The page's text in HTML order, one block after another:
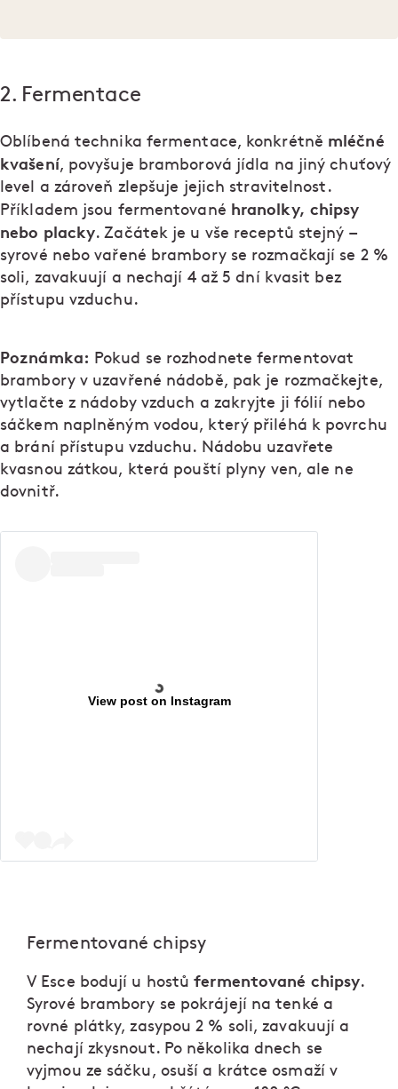
2. Fermentace
Oblíbená technika fermentace, konkrétně mléčné
kvašení, povyšuje bramborová jídla na jiný chuťový
level a zároveň zlepšuje jejich stravitelnost.
Příkladem jsou fermentované hranolky, chipsy
nebo placky. Začátek je u vše receptů stejný –
syrové nebo vařené brambory se rozmačkají se 2 %
soli, zavakuují a nechají 4 až 5 dní kvasit bez
přístupu vzduchu.
Poznámka: Pokud se rozhodnete fermentovat
brambory v uzavřené nádobě, pak je rozmačkejte,
vytlačte z nádoby vzduch a zakryjte ji fólií nebo
sáčkem naplněným vodou, který přiléhá k povrchu
a brání přístupu vzduchu. Nádobu uzavřete
kvasnou zátkou, která pouští plyny ven, ale ne
dovnitř.
View post on Instagram
Fermentované chipsy
V Esce bodují u hostůfermentované chipsy.
Syrové brambory se pokrájejí na tenké a
rovné plátky, zasypou 2 % soli, zavakuují a
nechají zkysnout. Po několika dnech se
vyjmou ze sáčku, osuší a krátce osmaží v